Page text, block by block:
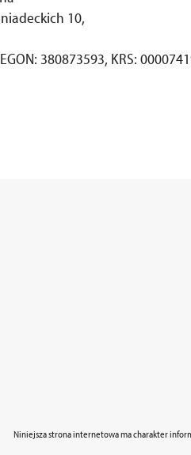
10,
380873593, KRS:
Niniejsza strona internetowa ma charakter